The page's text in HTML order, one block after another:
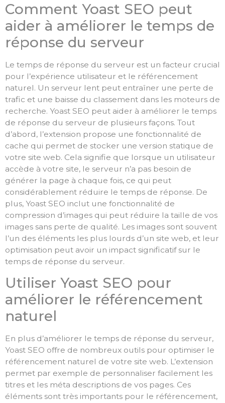
Comment Yoast SEO peut
aider à améliorer le temps de
réponse du serveur
Le temps de réponse du serveur est un facteur crucial
pour l’expérience utilisateur et le référencement
naturel. Un serveur lent peut entraîner une perte de
trafic et une baisse du classement dans les moteurs de
recherche. Yoast SEO peut aider à améliorer le temps
de réponse du serveur de plusieurs façons. Tout
d’abord, l’extension propose une fonctionnalité de
cache qui permet de stocker une version statique de
votre site web. Cela signifie que lorsque un utilisateur
accède à votre site, le serveur n’a pas besoin de
générer la page à chaque fois, ce qui peut
considérablement réduire le temps de réponse. De
plus, Yoast SEO inclut une fonctionnalité de
compression d’images qui peut réduire la taille de vos
images sans perte de qualité. Les images sont souvent
l’un des éléments les plus lourds d’un site web, et leur
optimisation peut avoir un impact significatif sur le
temps de réponse du serveur.
Utiliser Yoast SEO pour
améliorer le référencement
naturel
En plus d’améliorer le temps de réponse du serveur,
Yoast SEO offre de nombreux outils pour optimiser le
référencement naturel de votre site web. L’extension
permet par exemple de personnaliser facilement les
titres et les méta descriptions de vos pages. Ces
éléments sont très importants pour le référencement,